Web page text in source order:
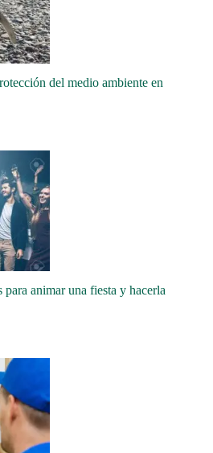
del medio ambiente en
para animar una fiesta y hacerla